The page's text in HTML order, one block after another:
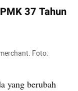
37 Tahun
Foto:
yang berubah